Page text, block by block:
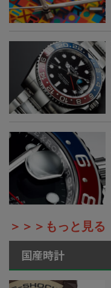
＞＞＞もっと見る
国産時計